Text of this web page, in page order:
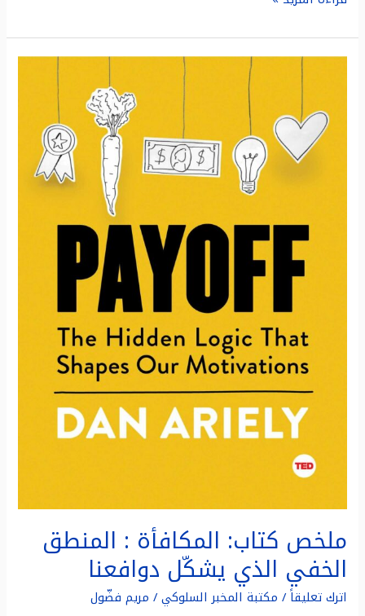
ملخص كتاب: المكافأة : المنطق
الخفي الذي يشكّل دوافعنا
اترك تعليقاً/ مكتبة المخبر السلوكي/ مريم فضّول
المكافأة
المنطق
دوافعنا